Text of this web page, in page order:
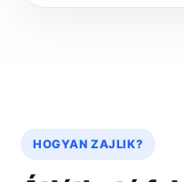
HOGYAN ZAJLIK?